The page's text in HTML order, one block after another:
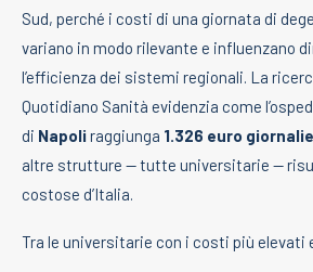
Sud, perché i costi di una giornata di
variano in modo rilevante e influenzano
l’efficienza dei sistemi regionali. La
Quotidiano Sanità evidenzia come
di Napoliraggiunga 1.326 euro
altre strutture — tutte universitarie —
costose d’Italia.
Tra le universitarie con i costi più elevati